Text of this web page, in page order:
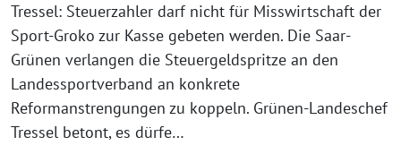
Tressel: Steuerzahler darf nicht für Misswirtschaft der
Sport-Groko zur Kasse gebeten werden. Die Saar-
Grünen verlangen die Steuergeldspritze an den
Landessportverband an konkrete
Reformanstrengungen zu koppeln. Grünen-Landeschef
Tressel betont, es dürfe…